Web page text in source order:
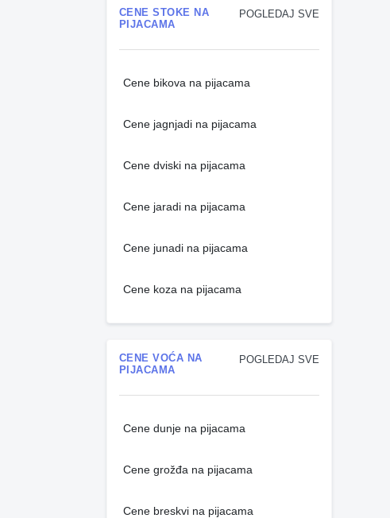
POGLEDAJ SVE
CENE STOKE NA
PIJACAMA
Cene bikova na pijacama
Cene jagnjadi na pijacama
Cene dviski na pijacama
Cene jaradi na pijacama
Cene junadi na pijacama
Cene koza na pijacama
POGLEDAJ SVE
CENE VOĆA NA
PIJACAMA
Cene dunje na pijacama
Cene grožđa na pijacama
Cene breskvi na pijacama